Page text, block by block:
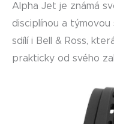
Alpha Jet je známá
disciplínou a
sdílí i Bell & Ross,
prakticky od svého